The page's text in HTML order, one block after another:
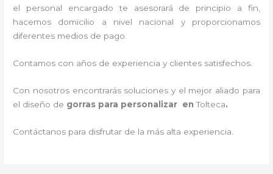
el personal encargado te asesorará de principio a fin,
hacemos domicilio a nivel nacional y proporcionamos
diferentes medios de pago.
Contamos con años de experiencia y clientes satisfechos.
Con nosotros encontrarás soluciones y el mejor aliado para
el diseño de gorras para personalizar enTolteca.
Contáctanos para disfrutar de la más alta experiencia.